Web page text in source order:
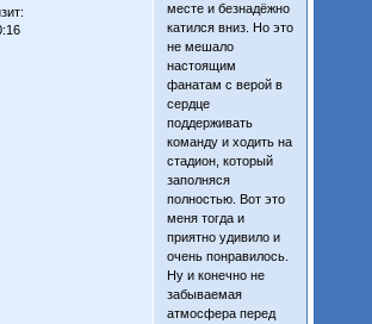
месте и безнадёжно
катился вниз. Но это
не мешало
настоящим
фанатам с верой в
сердце
поддерживать
команду и ходить на
стадион, который
заполняся
полностью. Вот это
меня тогда и
приятно удивило и
очень понравилось.
Ну и конечно не
забываемая
атмосфера перед